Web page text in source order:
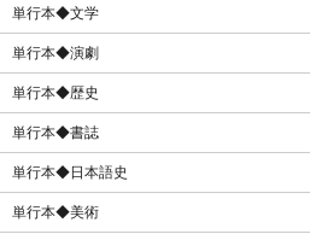
単行本◆文学
単行本◆演劇
単行本◆歴史
単行本◆書誌
単行本◆日本語史
単行本◆美術